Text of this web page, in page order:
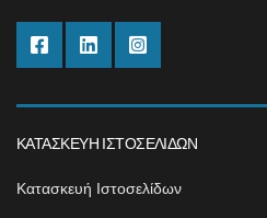
ΚΑΤΑΣΚΕΥΉ ΙΣΤΟΣΕΛΊΔΩΝ
Κατασκευή Ιστοσελίδων